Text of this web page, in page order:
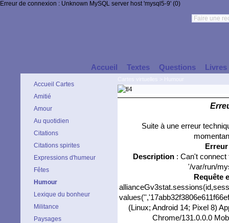
Erreur de connexion : Unknown MySQL server host 'mysql5-9' (0)
Accueil Textes Questions Livres
Accueil Cartes
Amitié
Amour
Au quotidien
Citations
Citations spirites
Expressions d'humeur
Fêtes
Humour
Lexique du bonheur
Militance
Paysages
Suite à une erreur
Description: Can't connect
'/var/run/
Requête
(Linux; Android 14; Pixel 8)
Chrome/131.0.0.0